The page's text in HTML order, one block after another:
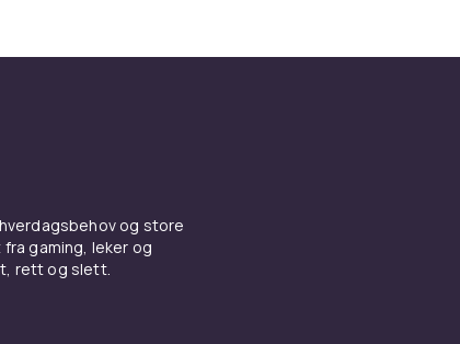
Batterier til bærbare datamaskiner fra ledende
priser. Vårt brede sortiment dekker alle prisklasser,
og store
gaming, leker og
rett og slett.